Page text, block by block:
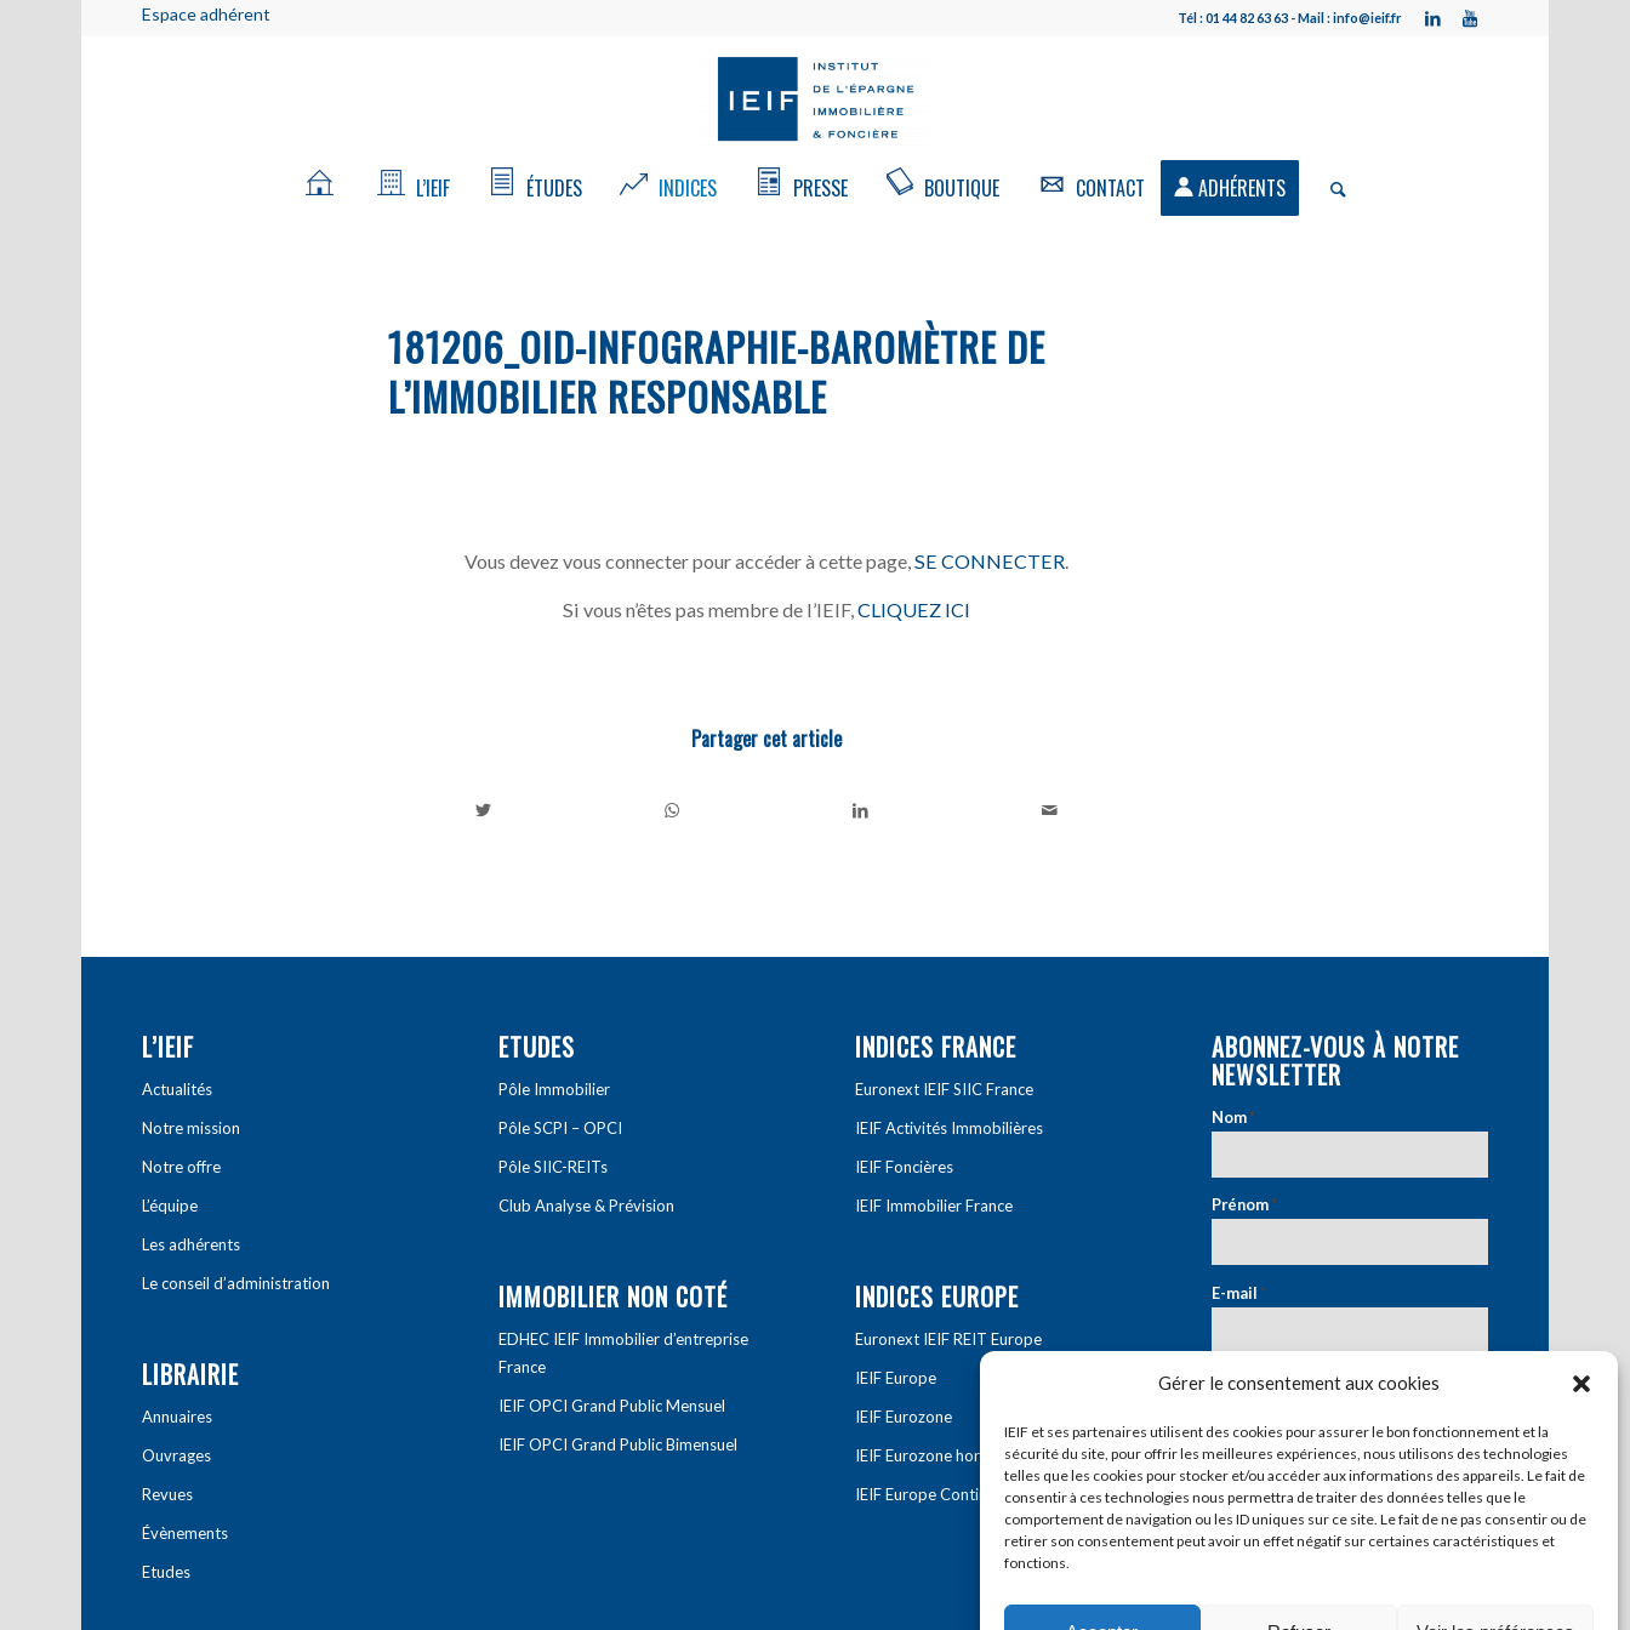
Gérer le consentement aux cookies
IEIF et ses partenaires utilisent des cookies pour assurer le bon fonctionnement et la
sécurité du site, pour offrir les meilleures expériences, nous utilisons des technologies
telles que les cookies pour stocker et/ou accéder aux informations des appareils. Le fait de
consentir à ces technologies nous permettra de traiter des données telles que le
comportement de navigation ou les ID uniques sur ce site. Le fait de ne pas consentir ou de
retirer son consentement peut avoir un effet négatif sur certaines caractéristiques et
fonctions.
Espace adhérent Tél : 01 44 82 63 63 - Mail : info@ieif.fr
L’IEIF ÉTUDES INDICES PRESSE BOUTIQUE CONTACT ADHÉRENTS
181206_OID-INFOGRAPHIE-BAROMÈTRE DE
L’IMMOBILIER RESPONSABLE
Vous devez vous connecter pour accéder à cette page, SE CONNECTER
Si vous n’êtes pas membre de l’IEIF,CLIQUEZ ICI
Partager cet article
L’IEIF
Actualités
Notre mission
Notre offre
L’équipe
Les adhérents
Le conseil d’administration
LIBRAIRIE
Annuaires
Ouvrages
Revues
Évènements
Etudes
ETUDES
Pôle Immobilier
Pôle SCPI – OPCI
Pôle SIIC-REITs
Club Analyse & Prévision
IMMOBILIER NON COTÉ
EDHEC IEIF Immobilier d’entreprise
France
IEIF OPCI Grand Public Mensuel
IEIF OPCI Grand Public Bimensuel
INDICES FRANCE
Euronext IEIF SIIC France
IEIF Activités Immobilières
IEIF Foncières
IEIF Immobilier France
INDICES EUROPE
Euronext IEIF REIT Europe
IEIF Europe
IEIF Eurozone
IEIF Eurozone hors France
IEIF Europe Continentale
ABONNEZ-VOUS À NOTRE
NEWSLETTER
Nom*
Prénom*
E-mail*